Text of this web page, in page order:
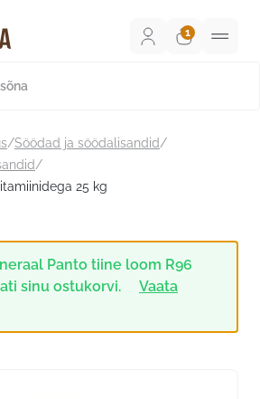
/Söödad ja söödalisandid/
/
25 kg
Panto tiine loom R96
sinu ostukorvi.
Vaata